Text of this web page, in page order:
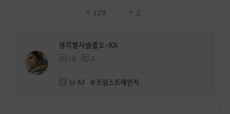
120 2
생각할사슬플도-KR
10 2
Lv 63 슈프림스트레인지